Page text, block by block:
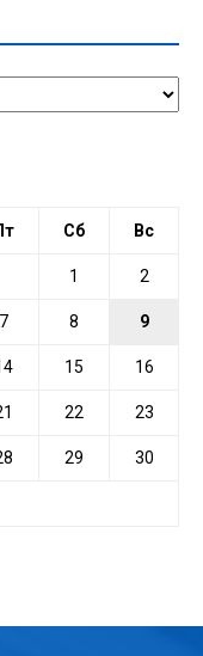
Сб Вс
1 2
7 8 9
15 16
22 23
29 30